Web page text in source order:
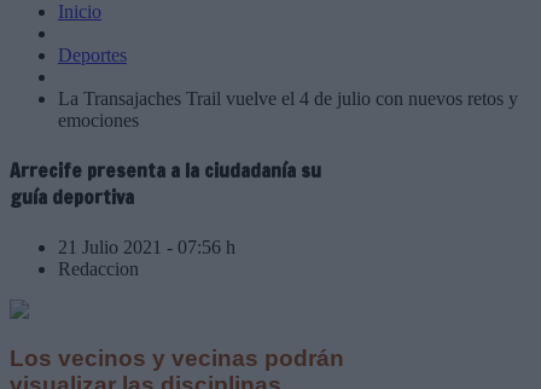
Inicio
Deportes
La Transajaches Trail vuelve el 4 de julio con nuevos retos y
emociones
Arrecife presenta a la ciudadanía su
guía deportiva
21 Julio 2021 - 07:56 h
Redaccion
Los vecinos y vecinas podrán